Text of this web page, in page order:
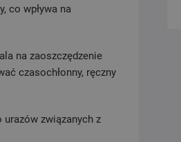
co wpływa na
na zaoszczędzenie
czasochłonny, ręczny
związanych z